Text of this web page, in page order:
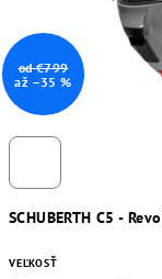
SCHUBERTH C5 -
VEĽKOSŤ
od €799
až –35 %